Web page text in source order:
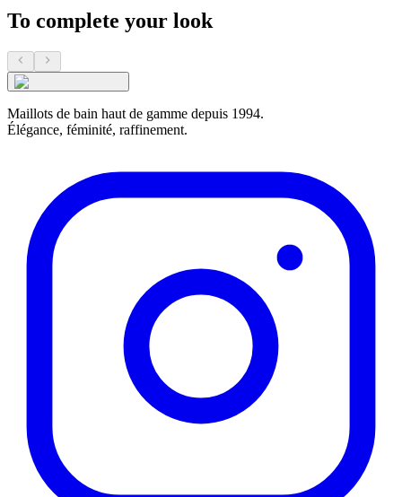
To complete your look
Maillots de bain haut de gamme depuis 1994.
Élégance, féminité, raffinement.